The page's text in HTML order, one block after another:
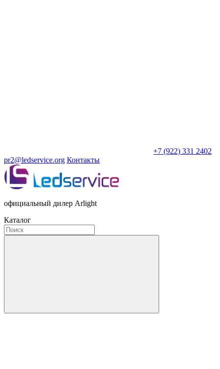
+7 (922) 331 2402
pr2@ledservice.org Контакты
официальный дилер Arlight
Каталог